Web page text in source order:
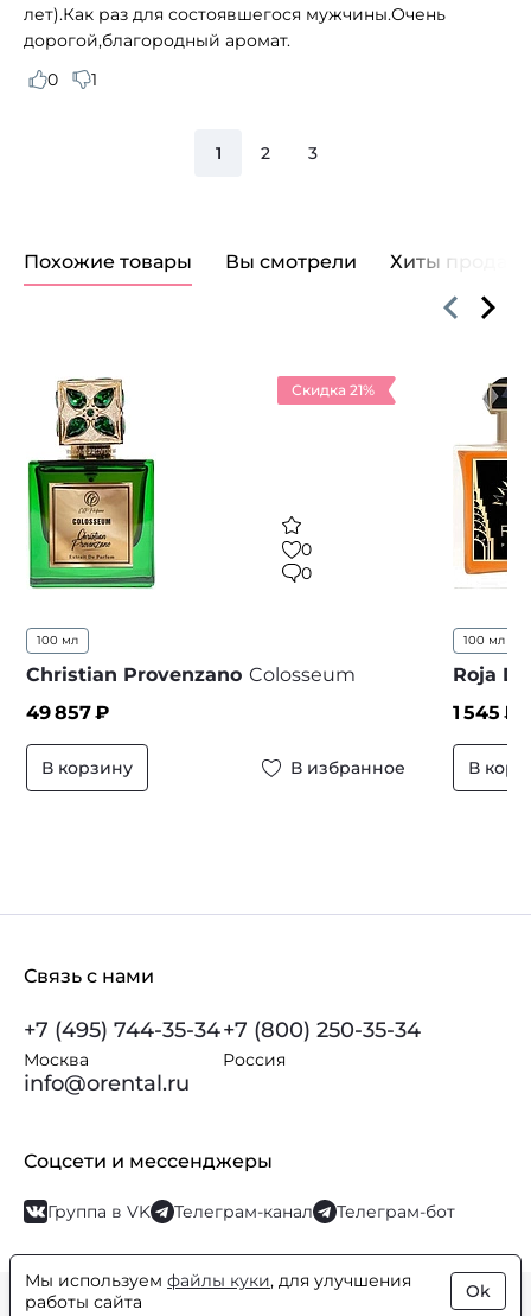
лет).Как раз для состоявшегося мужчины.Очень
дорогой,благородный аромат.
0
1
1 2 3
Похожие товары Вы смотрели Хиты продаж
Скидка 21%
0
0
100 мл
Christian Provenzano Colosseum
49 857₽
В корзину В избранное
100 мл
Roja
1 545 ₽
В
Связь с нами
+7 (495) 744-35-34
Москва
+7 (800) 250-35-34
Россия
info@orental.ru
Соцсети и мессенджеры
Группа в VK Телеграм-канал Телеграм-бот
© Orental.ru 2007–2026
Мы используем файлы куки, для улучшения
работы сайта
Ok